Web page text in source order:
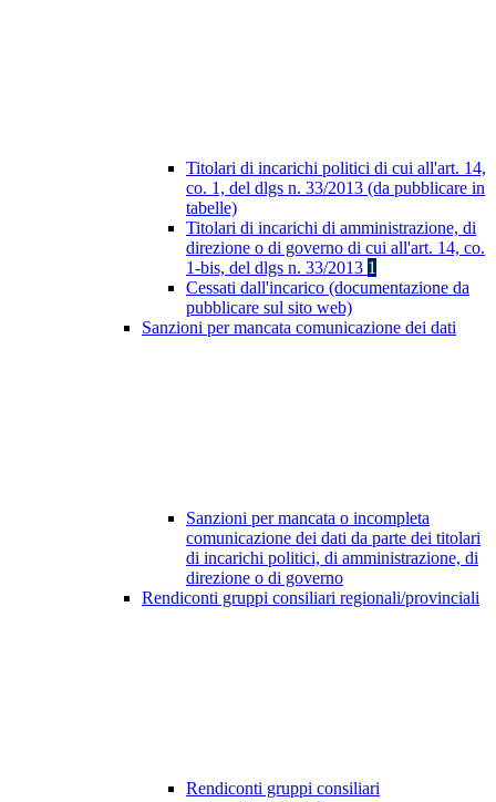
Titolari di incarichi politici di cui all'art. 14,
co. 1, del dlgs n. 33/2013 (da pubblicare in
tabelle)
Titolari di incarichi di amministrazione, di
direzione o di governo di cui all'art. 14, co.
1-bis, del dlgs n. 33/2013 1
Cessati dall'incarico (documentazione da
pubblicare sul sito web)
Sanzioni per mancata comunicazione dei dati
Sanzioni per mancata o incompleta
comunicazione dei dati da parte dei titolari
di incarichi politici, di amministrazione, di
direzione o di governo
Rendiconti gruppi consiliari regionali/provinciali
Rendiconti gruppi consiliari